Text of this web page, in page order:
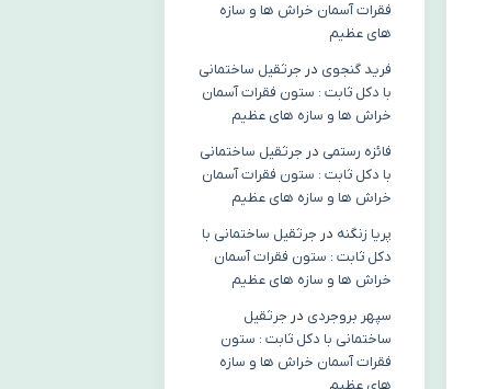
فقرات آسمان خراش ها و سازه
های عظیم
فرید گنجوی در جرثقیل ساختمانی
با دکل ثابت : ستون فقرات آسمان
خراش ها و سازه های عظیم
فائزه رستمی در جرثقیل ساختمانی
با دکل ثابت : ستون فقرات آسمان
خراش ها و سازه های عظیم
پریا زنگنه در جرثقیل ساختمانی با
دکل ثابت : ستون فقرات آسمان
خراش ها و سازه های عظیم
سپهر بروجردی در جرثقیل
ساختمانی با دکل ثابت : ستون
فقرات آسمان خراش ها و سازه
های عظیم